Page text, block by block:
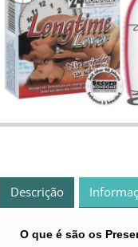
Descrição
O que é são os